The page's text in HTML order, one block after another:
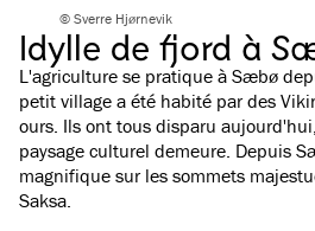
© Sverre Hjørnevik
Idylle de fjord à
L'agriculture se pratique à Sæbø
petit village a été habité par des
ours. Ils ont tous disparu
paysage culturel demeure. Depuis
magnifique sur les sommets
Saksa.